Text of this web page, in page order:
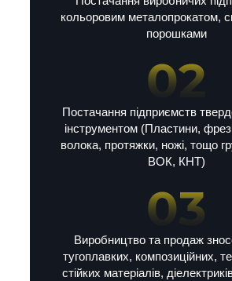
кольоровим металопрокатом,
порошками
Постачання підприємств
інструментом (Пластини,
волока, протяжки, ножі, тощо
ВОК, КНТ)
Виробництво та продаж
тугоплавких, композиційних,
стійких матеріалів,